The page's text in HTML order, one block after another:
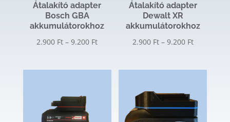
Átalakító adapter
Bosch GBA
akkumulátorokhoz
2.900 Ft – 9.200 FtÁrtartomány:
-
Átalakító adapter
Dewalt XR
akkumulátorokhoz
2.900 Ft – 9.200 Ft
-